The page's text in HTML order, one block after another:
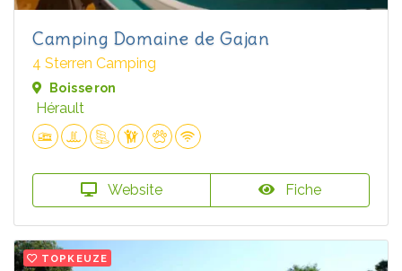
Camping Domaine de Gajan
4 Sterren Camping
Boisseron
Hérault
Website Fiche
TOPKEUZE